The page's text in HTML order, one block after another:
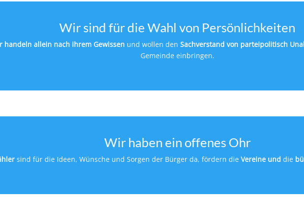
Wir sind für die Wahl von Persönlichkeiten
handeln allein nach ihrem Gewissen und wollen den Sachverstand von parteipolitisch
Gemeinde einbringen.
Wir haben ein offenes Ohr
sind für die Ideen, Wünsche und Sorgen der Bürger da, fördern die Vereine und die